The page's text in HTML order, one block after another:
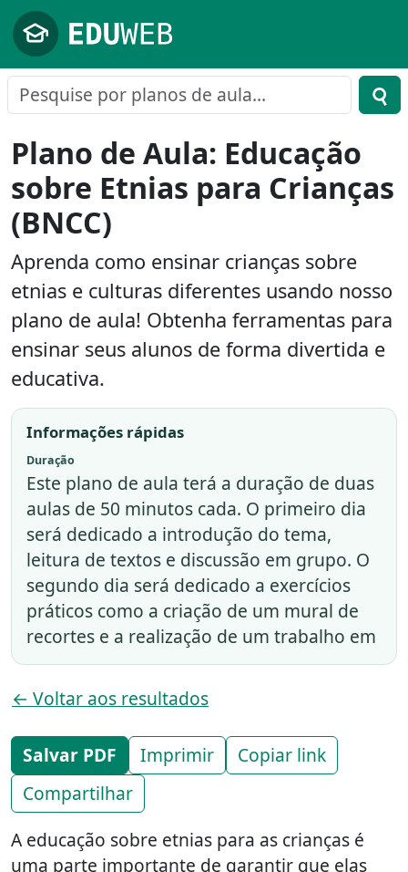
Pular para o conteúdo principal
Plano de Aula: Educação
sobre Etnias para Crianças
(BNCC)
Aprenda como ensinar crianças sobre
etnias e culturas diferentes usando nosso
plano de aula! Obtenha ferramentas para
ensinar seus alunos de forma divertida e
educativa.
Informações rápidas
Duração
Este plano de aula terá a duração de duas
aulas de 50 minutos cada. O primeiro dia
será dedicado a introdução do tema,
leitura de textos e discussão em grupo. O
segundo dia será dedicado a exercícios
práticos como a criação de um mural de
recortes e a realização de um trabalho em
← Voltar aos resultados
Salvar PDF Imprimir
Copiar link
Compartilhar
A educação sobre etnias para as crianças é
uma parte importante de garantir que elas